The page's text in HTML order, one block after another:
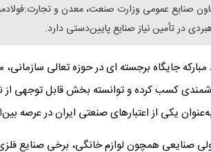
صنایع عمومی وزارت صنعت، معدن و
در تأمین نیاز صنایع پایین‌دستی دارد.
مبارکه جایگاه برجسته ای در حوزه تعالی
کسب کرده و توانسته بخش قابل توجهی از
یکی از اعتبارهای صنعتی ایران در عرصه
صنایعی همچون لوازم خانگی، برخی صنایع